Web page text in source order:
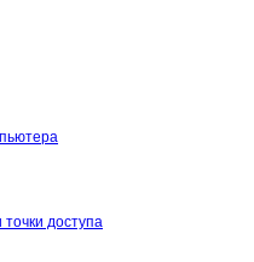
доступа